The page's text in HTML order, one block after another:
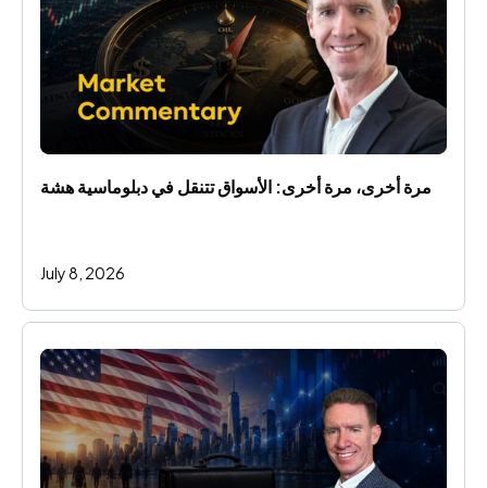
مرة أخرى، مرة أخرى: الأسواق تتنقل في دبلوماسية هشة
July 8, 2026